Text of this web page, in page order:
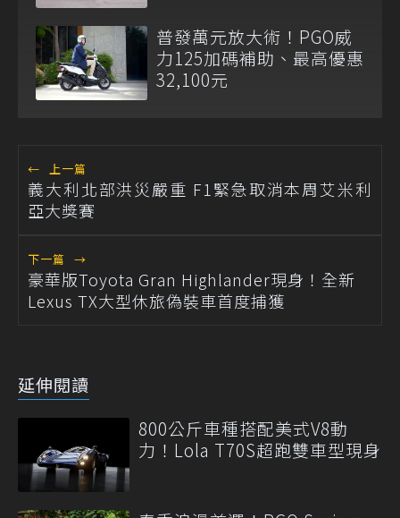
普發萬元放大術！PGO威
力125加碼補助、最高優惠
32,100元
← 上一篇
義大利北部洪災嚴重 F1緊急取消本周艾米利
亞大獎賽
下一篇 →
豪華版Toyota Gran Highlander現身！全新
Lexus TX大型休旅偽裝車首度捕獲
延伸閱讀
800公斤車種搭配美式V8動
力！Lola T70S超跑雙車型現身